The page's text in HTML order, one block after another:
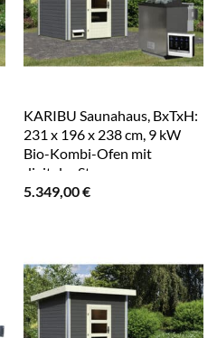
KARIBU Saunahaus, BxTxH:
231 x 196 x 238 cm, 9 kW
Bio-Kombi-Ofen mit
digitaler Steuerung – grau
5.349,00€